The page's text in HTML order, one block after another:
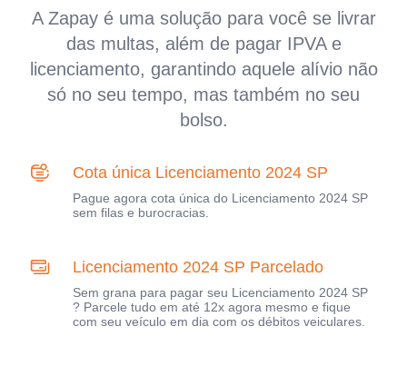
A Zapay é uma solução para você se livrar
das multas, além de pagar IPVA e
licenciamento, garantindo aquele alívio não
só no seu tempo, mas também no seu
bolso.
Cota única Licenciamento 2024 SP
Pague agora cota única do Licenciamento 2024 SP
sem filas e burocracias.
Licenciamento 2024 SP Parcelado
Sem grana para pagar seu Licenciamento 2024 SP
? Parcele tudo em até 12x agora mesmo e fique
com seu veículo em dia com os débitos veiculares.